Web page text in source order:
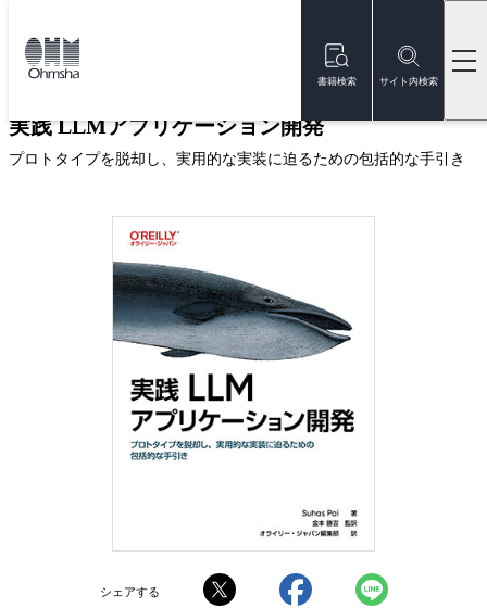
書籍検索 サイト内検索
トップ
実践 LLMアプリケーション開発
プロトタイプを脱却し、実用的な実装に迫るための包括的な手引き
シェアする